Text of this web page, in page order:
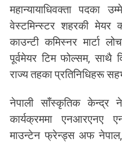
महान्यायाधिवक्ता पदका
वेस्टमिन्स्टर शहरकी मेयर
काउन्टी कमिस्नर मार्टा
पूर्वमेयर टिम फोल्सम, साथै
राज्य तहका प्रतिनिधिहरू
नेपाली साँस्कृतिक केन्द्र
कार्यक्रममा एनआरएनए
माउन्टेन फ्रेन्ड्स अफ नेपाल,